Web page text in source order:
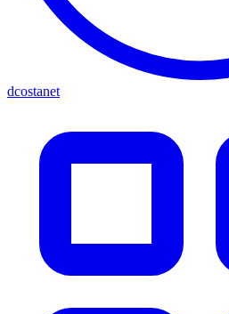
dcostanet